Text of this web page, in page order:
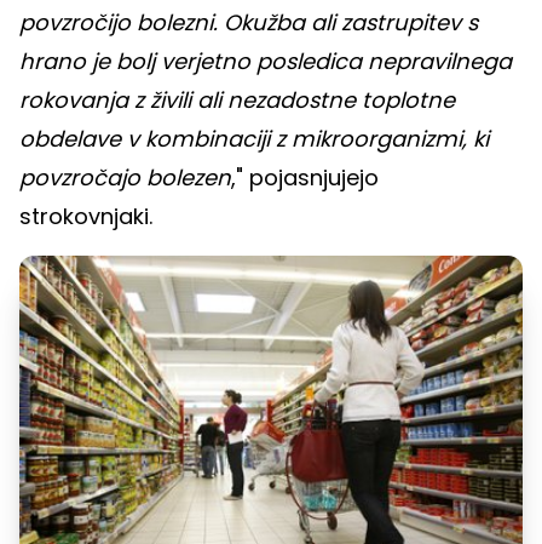
povzročijo bolezni. Okužba ali zastrupitev s
hrano je bolj verjetno posledica nepravilnega
rokovanja z živili ali nezadostne toplotne
obdelave v kombinaciji z mikroorganizmi, ki
povzročajo bolezen," pojasnjujejo
strokovnjaki.